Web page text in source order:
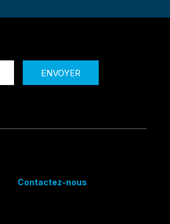
ENVOYER
Contactez-nous